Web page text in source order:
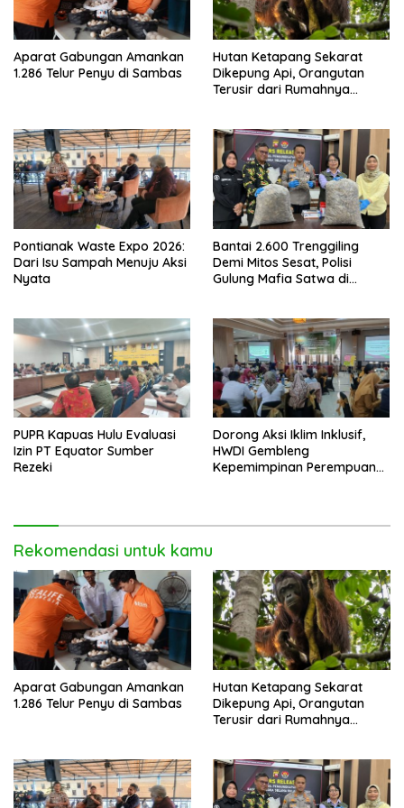
Aparat Gabungan Amankan
1.286 Telur Penyu di Sambas
Hutan Ketapang Sekarat
Dikepung Api, Orangutan
Terusir dari Rumahnya
Pontianak Waste Expo 2026:
Dari Isu Sampah Menuju Aksi
Nyata
Bantai 2.600 Trenggiling
Demi Mitos Sesat, Polisi
Gulung Mafia Satwa di
PUPR Kapuas Hulu Evaluasi
Izin PT Equator Sumber
Rezeki
Dorong Aksi Iklim Inklusif,
HWDI Gembleng
Kepemimpinan Perempuan
Rekomendasi untuk kamu
Aparat Gabungan Amankan
1.286 Telur Penyu di Sambas
Hutan Ketapang Sekarat
Dikepung Api, Orangutan
Terusir dari Rumahnya